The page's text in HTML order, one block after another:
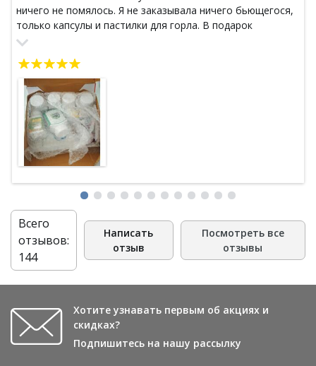
ничего не помялось. Я не заказывала ничего бьющегося,
только капсулы и пастилки для горла. В подарок
положили пару маcочек и нюхалку, которую я выбрала в
доставку, и за подарочки!
Всего
отзывов:
144
Написать
отзыв
Посмотреть все
отзывы
Хотите узнавать первым об акциях и
скидках?
Подпишитесь на нашу рассылку